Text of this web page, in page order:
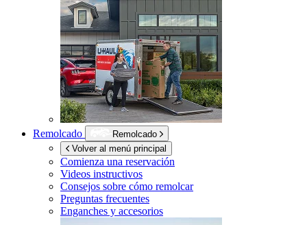
Remolcado
Remolcado
Volver al menú principal
Comienza una reservación
Videos instructivos
Consejos sobre cómo remolcar
Preguntas frecuentes
Enganches y accesorios